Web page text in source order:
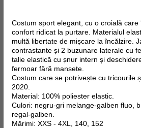
Costum sport elegant, cu o croială
confort ridicat la purtare. Materialul
multă libertate de mișcare la încălzire.
contrastante și 2 buzunare laterale cu
talie elastică cu șnur intern și
fermoar fără manșete.
Costum care se potrivește cu tricourile
2020.
Material: 100% poliester elastic.
Culori: negru-gri melange-galben fluo,
regal-galben.
Mărimi: XXS - 4XL, 140, 152